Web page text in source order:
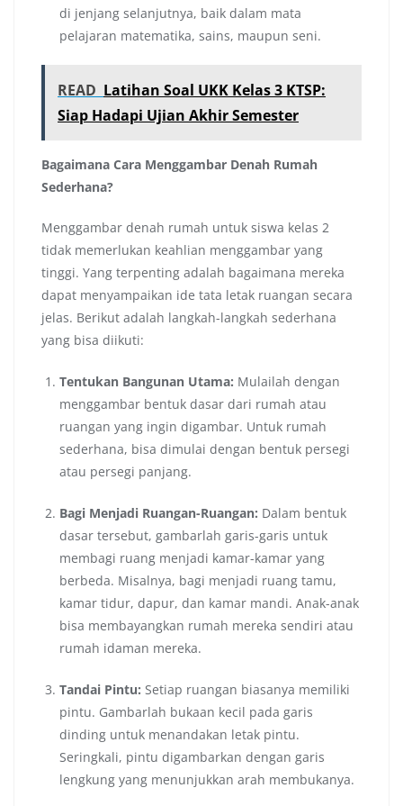
di jenjang selanjutnya, baik dalam mata
pelajaran matematika, sains, maupun seni.
READ Latihan Soal UKK Kelas 3 KTSP:
Siap Hadapi Ujian Akhir Semester
Bagaimana Cara Menggambar Denah Rumah
Sederhana?
Menggambar denah rumah untuk siswa kelas 2
tidak memerlukan keahlian menggambar yang
tinggi. Yang terpenting adalah bagaimana mereka
dapat menyampaikan ide tata letak ruangan secara
jelas. Berikut adalah langkah-langkah sederhana
yang bisa diikuti:
Tentukan Bangunan Utama: Mulailah dengan
menggambar bentuk dasar dari rumah atau
ruangan yang ingin digambar. Untuk rumah
sederhana, bisa dimulai dengan bentuk persegi
atau persegi panjang.
Bagi Menjadi Ruangan-Ruangan: Dalam bentuk
dasar tersebut, gambarlah garis-garis untuk
membagi ruang menjadi kamar-kamar yang
berbeda. Misalnya, bagi menjadi ruang tamu,
kamar tidur, dapur, dan kamar mandi. Anak-anak
bisa membayangkan rumah mereka sendiri atau
rumah idaman mereka.
Tandai Pintu: Setiap ruangan biasanya memiliki
pintu. Gambarlah bukaan kecil pada garis
dinding untuk menandakan letak pintu.
Seringkali, pintu digambarkan dengan garis
lengkung yang menunjukkan arah membukanya.